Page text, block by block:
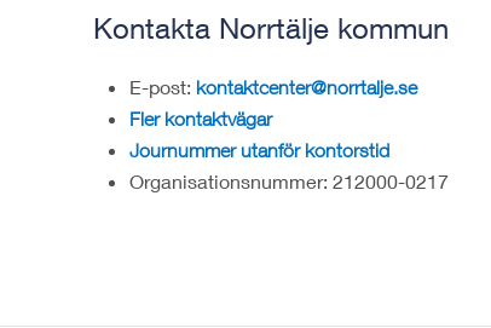
Kontakta Norrtälje kommun
E-post: kontaktcenter@norrtalje.se
Fler kontaktvägar
Journummer utanför kontorstid
Organisationsnummer: 212000-0217